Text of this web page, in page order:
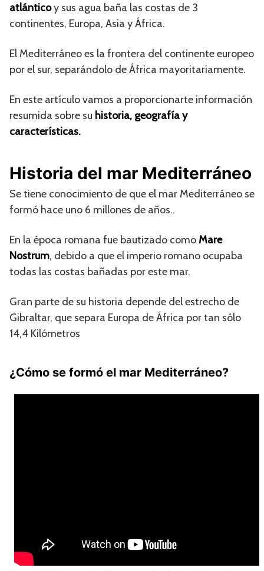
atlánticoy sus agua baña las costas de 3
continentes, Europa, Asia y África.
El Mediterráneo es la frontera del continente europeo
por el sur, separándolo de África mayoritariamente.
En este artículo vamos a proporcionarte información
resumida sobre su historia, geografía y
características.
Historia del mar Mediterráneo
Se tiene conocimiento de que el mar Mediterráneo se
formó hace uno 6 millones de años..
En la época romana fue bautizado comoMare
Nostrum, debido a que el imperio romano ocupaba
todas las costas bañadas por este mar.
Gran parte de su historia depende del estrecho de
Gibraltar, que separa Europa de África por tan sólo
14,4 Kilómetros
¿Cómo se formó el mar Mediterráneo?